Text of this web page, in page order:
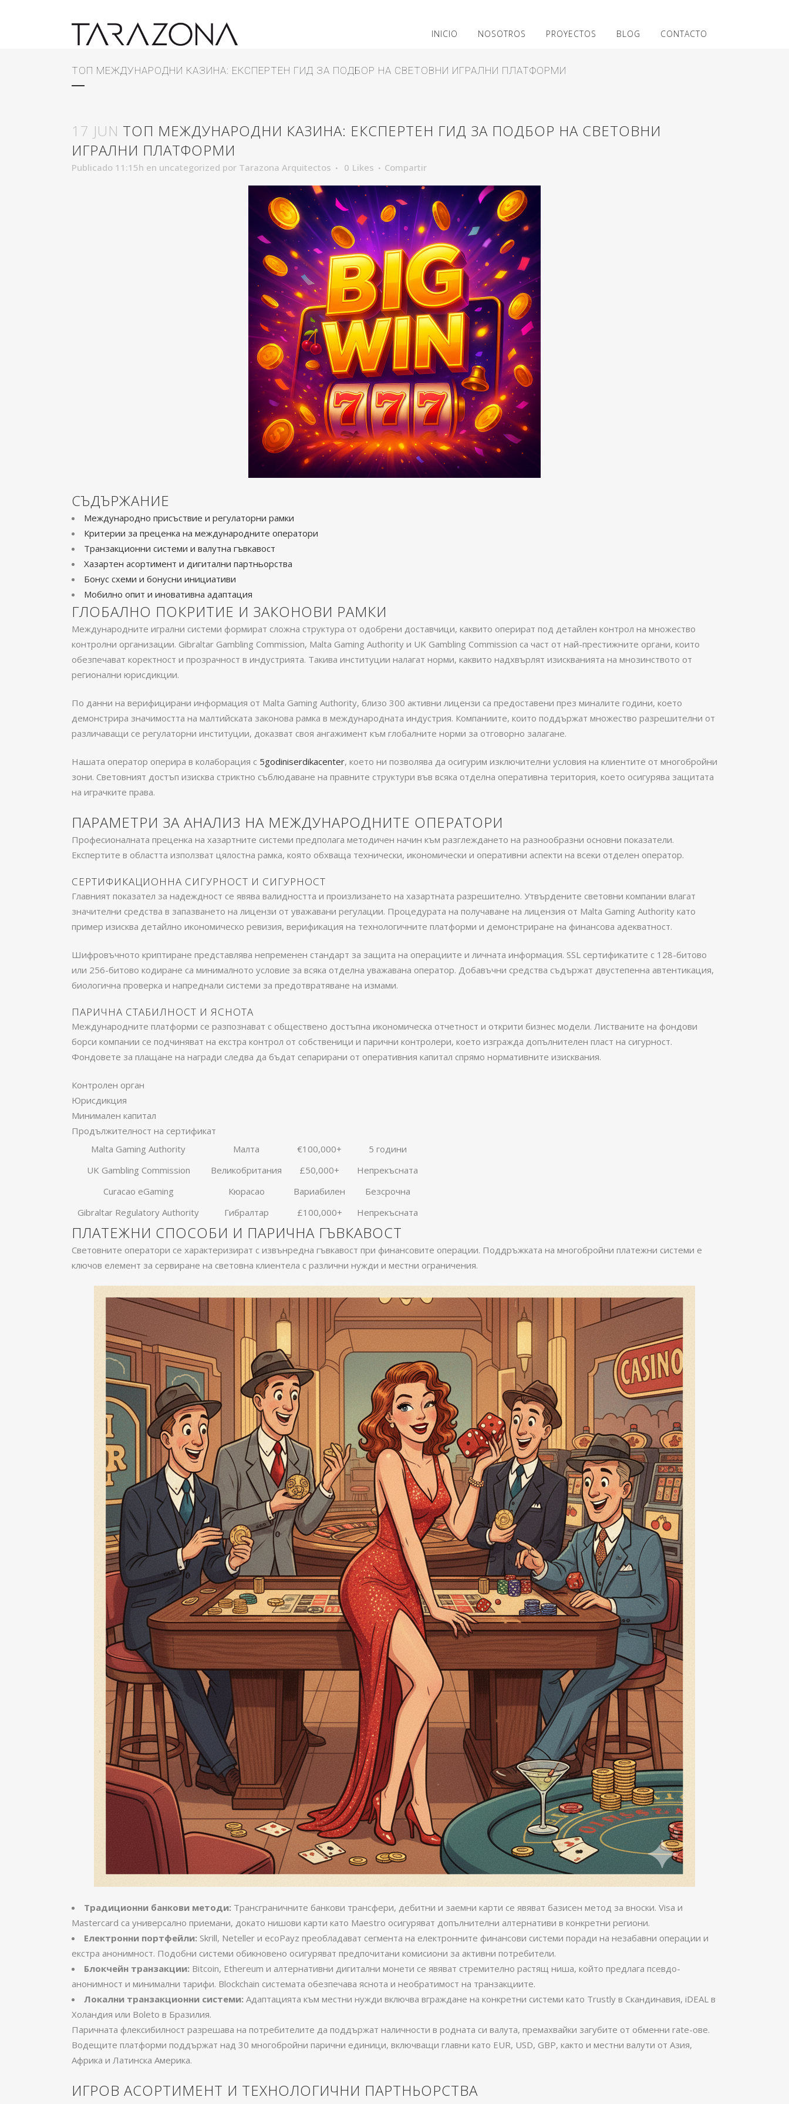
INICIO NOSOTROS PROYECTOS BLOG CONTACTO
ТОП МЕЖДУНАРОДНИ КАЗИНА: ЕКСПЕРТЕН ГИД ЗА ПОДБОР НА СВЕТОВНИ ИГРАЛНИ ПЛАТФОРМИ
17 JUN ТОП МЕЖДУНАРОДНИ КАЗИНА: ЕКСПЕРТЕН ГИД ЗА ПОДБОР НА СВЕТОВНИ
ИГРАЛНИ ПЛАТФОРМИ
Publicado 11:15h en uncategorized por Tarazona Arquitectos 0 Likes Compartir
СЪДЪРЖАНИЕ
Международно присъствие и регулаторни рамки
Критерии за преценка на международните оператори
Транзакционни системи и валутна гъвкавост
Хазартен асортимент и дигитални партньорства
Бонус схеми и бонусни инициативи
Мобилно опит и иновативна адаптация
ГЛОБАЛНО ПОКРИТИЕ И ЗАКОНОВИ РАМКИ
Международните игрални системи формират сложна структура от одобрени доставчици, каквито оперират под детайлен контрол на множество
контролни организации. Gibraltar Gambling Commission, Malta Gaming Authority и UK Gambling Commission са част от най-престижните органи, които
обезпечават коректност и прозрачност в индустрията. Такива институции налагат норми, каквито надхвърлят изискванията на мнозинството от
регионални юрисдикции.
По данни на верифицирани информация от Malta Gaming Authority, близо 300 активни лицензи са предоставени през миналите години, което
демонстрира значимостта на малтийската законова рамка в международната индустрия. Компаниите, които поддържат множество разрешителни от
различаващи се регулаторни институции, доказват своя ангажимент към глобалните норми за отговорно залагане.
Нашата оператор оперира в колаборация с 5godiniserdikacenter, което ни позволява да осигурим изключителни условия на клиентите от многобройни
зони. Световният достъп изисква стриктно съблюдаване на правните структури във всяка отделна оперативна територия, което осигурява защитата
на играчките права.
ПАРАМЕТРИ ЗА АНАЛИЗ НА МЕЖДУНАРОДНИТЕ ОПЕРАТОРИ
Професионалната преценка на хазартните системи предполага методичен начин към разглеждането на разнообразни основни показатели.
Експертите в областта използват цялостна рамка, която обхваща технически, икономически и оперативни аспекти на всеки отделен оператор.
СЕРТИФИКАЦИОННА СИГУРНОСТ И СИГУРНОСТ
Главният показател за надеждност се явява валидността и произлизането на хазартната разрешително. Утвърдените световни компании влагат
значителни средства в запазването на лицензи от уважавани регулации. Процедурата на получаване на лицензия от Malta Gaming Authority като
пример изисква детайлно икономическо ревизия, верификация на технологичните платформи и демонстриране на финансова адекватност.
Шифровъчното криптиране представлява непременен стандарт за защита на операциите и личната информация. SSL сертификатите с 128-битово
или 256-битово кодиране са минималното условие за всяка отделна уважавана оператор. Добавъчни средства съдържат двустепенна автентикация,
биологична проверка и напреднали системи за предотвратяване на измами.
ПАРИЧНА СТАБИЛНОСТ И ЯСНОТА
Международните платформи се разпознават с обществено достъпна икономическа отчетност и открити бизнес модели. Листваните на фондови
борси компании се подчиняват на екстра контрол от собственици и парични контролери, което изгражда допълнителен пласт на сигурност.
Фондовете за плащане на награди следва да бъдат сепарирани от оперативния капитал спрямо нормативните изисквания.
Контролен орган
Юрисдикция
Минимален капитал
Продължителност на сертификат
Malta Gaming Authority
Малта €100,000+
5 години
UK Gambling Commission
Великобритания £50,000+
Непрекъсната
Curacao eGaming
Кюрасао Вариабилен
Безсрочна
Gibraltar Regulatory Authority
Гибралтар £100,000+ Непрекъсната
ПЛАТЕЖНИ СПОСОБИ И ПАРИЧНА ГЪВКАВОСТ
Световните оператори се характеризират с извънредна гъвкавост при финансовите операции. Поддръжката на многобройни платежни системи е
ключов елемент за сервиране на световна клиентела с различни нужди и местни ограничения.
Традиционни банкови методи: Трансграничните банкови трансфери, дебитни и заемни карти се явяват базисен метод за вноски. Visa и
Mastercard са универсално приемани, докато нишови карти като Maestro осигуряват допълнителни алтернативи в конкретни региони.
Електронни портфейли: Skrill, Neteller и ecoPayz преобладават сегмента на електронните финансови системи поради на незабавни операции и
екстра анонимност. Подобни системи обикновено осигуряват предпочитани комисиони за активни потребители.
Блокчейн транзакции: Bitcoin, Ethereum и алтернативни дигитални монети се явяват стремително растящ ниша, който предлага псевдо-
анонимност и минимални тарифи. Blockchain системата обезпечава яснота и необратимост на транзакциите.
Локални транзакционни системи: Адаптацията към местни нужди включва вграждане на конкретни системи като Trustly в Скандинавия, iDEAL в
Холандия или Boleto в Бразилия.
Паричната флексибилност разрешава на потребителите да поддържат наличности в родната си валута, премахвайки загубите от обменни rate-ове.
Водещите платформи поддържат над 30 многобройни парични единици, включващи главни като EUR, USD, GBP, както и местни валути от Азия,
Африка и Латинска Америка.
ИГРОВ АСОРТИМЕНТ И ТЕХНОЛОГИЧНИ ПАРТНЬОРСТВА